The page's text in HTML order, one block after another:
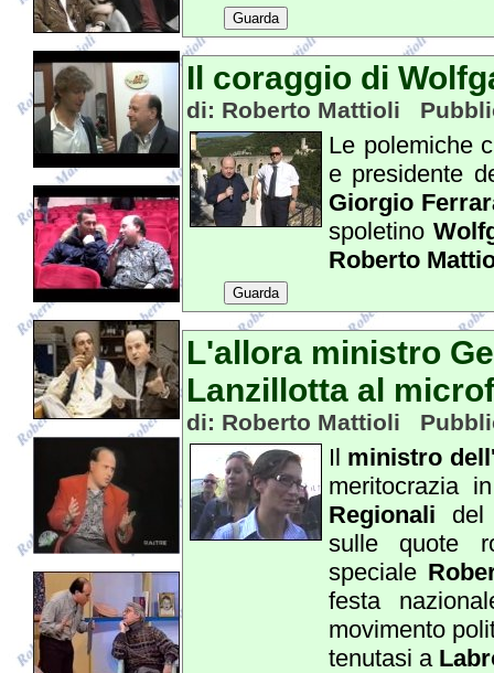
Guarda
Il coraggio di
di: Roberto Mattioli
Le polemiche
e presidente
Giorgio
spoletino
Roberto
Guarda
L'allora ministro
Lanzillotta al
di: Roberto Mattioli
Il ministro
meritocrazia
Regionali
sulle quote
speciale
festa
movimento
tenutasi a